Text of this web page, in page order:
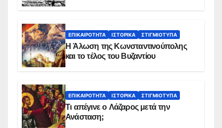
ΕΠΙΚΑΙΡΌΤΗΤΑ ΙΣΤΟΡΙΚΆ ΣΤΙΓΜΙΌΤΥΠΑ
Η Άλωση της Κωνσταντινούπολης
και το τέλος του Βυζαντίου
ΕΠΙΚΑΙΡΌΤΗΤΑ ΙΣΤΟΡΙΚΆ ΣΤΙΓΜΙΌΤΥΠΑ
Τι απέγινε ο Λάζαρος μετά την
Ανάσταση;